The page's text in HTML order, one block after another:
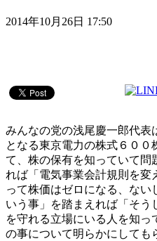
2014年10月26日 17:50
みんなの党の浅尾慶一郎代表
となる東京電力の株式６０
て、株の保有を知っていて問
れば「電気事業会計規則を変
って株価はゼロになる、ない
いう事」を踏まえれば「そう
を守れる立場にいる人を知
の事について明らかにしても